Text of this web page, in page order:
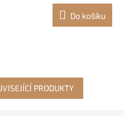
Do košíku
PRODUKTY